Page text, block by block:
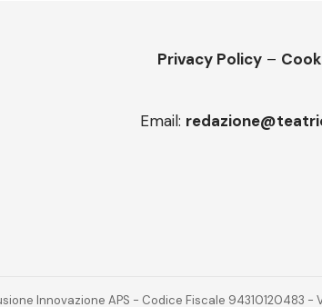
Privacy Policy –
Email:
Innovazione APS - Codice Fiscale 94310120483 -